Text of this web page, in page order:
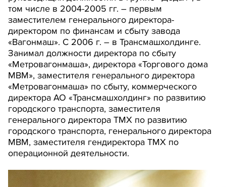
том числе в 2004-2005 гг. – первым
заместителем генерального директора-
директором по финансам и сбыту завода
«Вагонмаш». С 2006 г. – в Трансмашхолдинге.
Занимал должности директора по сбыту
«Метровагонмаша», директора «Торгового дома
МВМ», заместителя генерального директора
«Метровагонмаша» по сбыту, коммерческого
директора АО «Трансмашхолдинг» по развитию
городского транспорта, заместителя
генерального директора ТМХ по развитию
городского транспорта, генерального директора
МВМ, заместителя гендиректора ТМХ по
операционной деятельности.